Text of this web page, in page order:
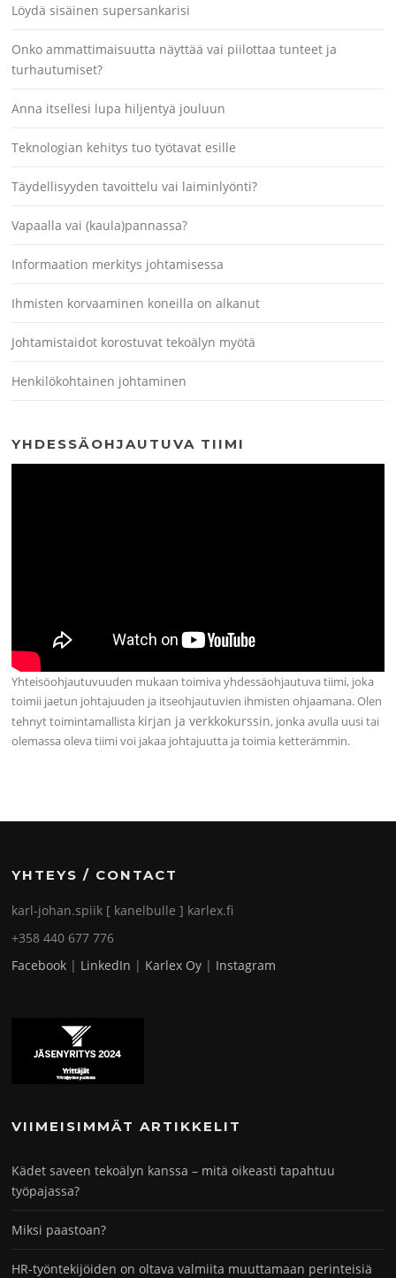
Löydä sisäinen supersankarisi
Onko ammattimaisuutta näyttää vai piilottaa tunteet ja
turhautumiset?
Anna itsellesi lupa hiljentyä jouluun
Teknologian kehitys tuo työtavat esille
Täydellisyyden tavoittelu vai laiminlyönti?
Vapaalla vai (kaula)pannassa?
Informaation merkitys johtamisessa
Ihmisten korvaaminen koneilla on alkanut
Johtamistaidot korostuvat tekoälyn myötä
Henkilökohtainen johtaminen
YHDESSÄOHJAUTUVA TIIMI
Yhteisöohjautuvuuden mukaan toimiva yhdessäohjautuva tiimi, joka
toimii jaetun johtajuuden ja itseohjautuvien ihmisten ohjaamana. Olen
tehnyt toimintamallista kirjan ja verkkokurssin, jonka avulla uusi tai
olemassa oleva tiimi voi jakaa johtajuutta ja toimia ketterämmin.
YHTEYS / CONTACT
karl-johan.spiik [ kanelbulle ] karlex.fi
+358 440 677 776
Facebook | LinkedIn | Karlex Oy | Instagram
VIIMEISIMMÄT ARTIKKELIT
Kädet saveen tekoälyn kanssa – mitä oikeasti tapahtuu
työpajassa?
Miksi paastoan?
HR-työntekijöiden on oltava valmiita muuttamaan perinteisiä